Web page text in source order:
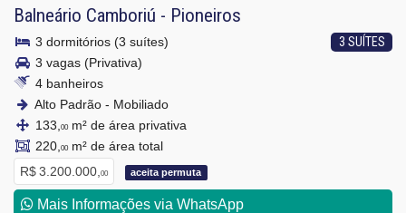
Balneário Camboriú - Pioneiros
3 SUÍTES
3 dormitórios (3 suítes)
3 vagas (Privativa)
4 banheiros
Alto Padrão - Mobiliado
133, 00m² de área privativa
220, 00m² de área total
R$ 3.200.000, 00 aceita permuta
Mais Informações via WhatsApp